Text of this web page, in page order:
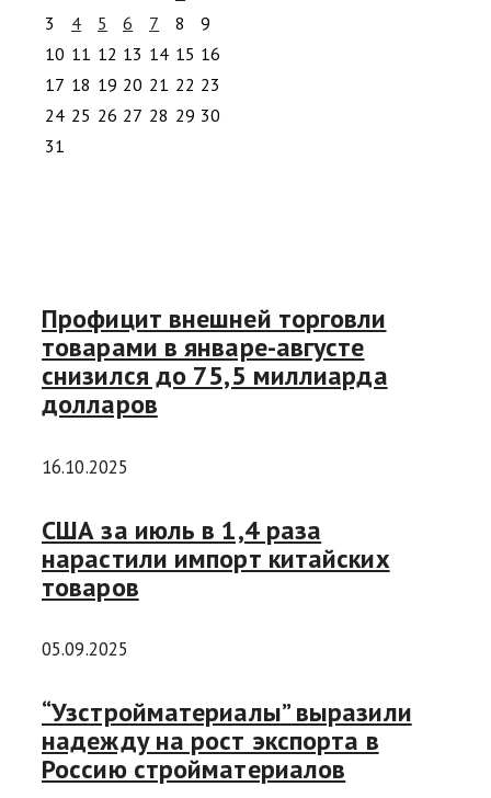
3
4 5 6 7 8
9
10 11 12 13 14 15 16
17 18 19 20 21 22 23
24 25 26 27 28 29 30
31
Профицит внешней торговли
товарами в январе-августе
снизился до 75,5 миллиарда
долларов
16.10.2025
США за июль в 1,4 раза
нарастили импорт китайских
товаров
05.09.2025
“Узстройматериалы” выразили
надежду на рост экспорта в
Россию стройматериалов